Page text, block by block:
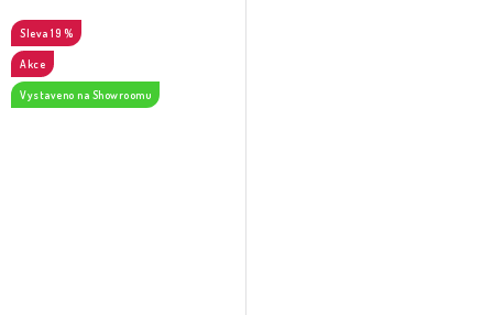
19 %
Akce
Vystaveno na Showroomu